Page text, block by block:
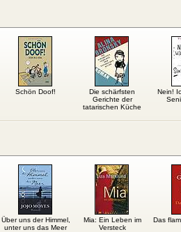
Schön Doof!
Die schärfsten
Gerichte der
tatarischen Küche
Nein!
Über uns der Himmel,
unter uns das Meer
Mia: Ein Leben im
Versteck
Das